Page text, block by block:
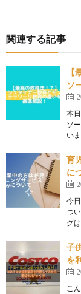
関連する記事
ソ
本
ソ
い
育
に
今
つ
グ
子
を
こ